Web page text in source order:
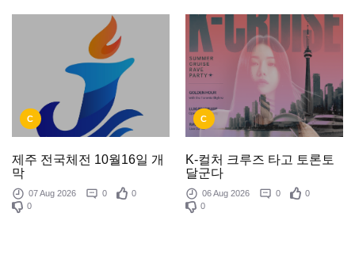
C
제주 전국체전 10월16일 개
막
07 Aug 2026 0
0
0
C
K-컬처 크루즈 타고 토론토
달군다
06 Aug 2026 0
0
0